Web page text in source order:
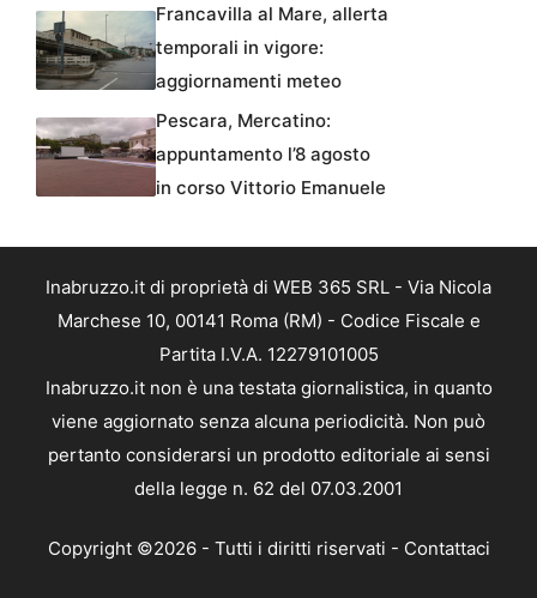
Francavilla al Mare, allerta
temporali in vigore:
aggiornamenti meteo
Pescara, Mercatino:
appuntamento l’8 agosto
in corso Vittorio Emanuele
Inabruzzo.it di proprietà di WEB 365 SRL - Via Nicola
Marchese 10, 00141 Roma (RM) - Codice Fiscale e
Partita I.V.A. 12279101005
Inabruzzo.it non è una testata giornalistica, in quanto
viene aggiornato senza alcuna periodicità. Non può
pertanto considerarsi un prodotto editoriale ai sensi
della legge n. 62 del 07.03.2001
Copyright ©2026 - Tutti i diritti riservati - Contattaci